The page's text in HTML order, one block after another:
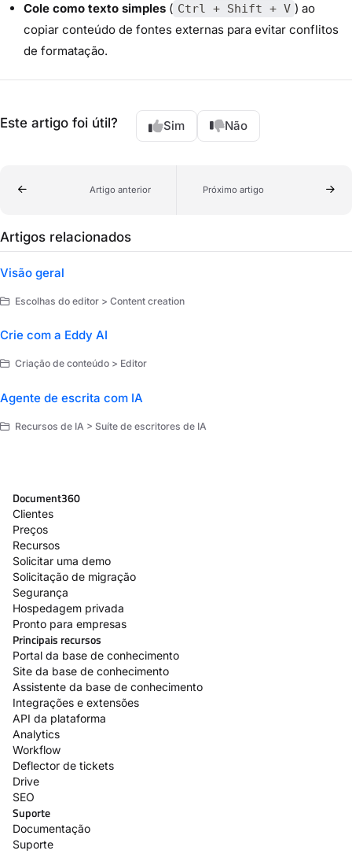
Cole como texto simples ( Ctrl + Shift + V ) ao
copiar conteúdo de fontes externas para evitar conflitos
de formatação.
Este artigo foi útil? Sim Não
Artigo anterior Próximo artigo
Artigos relacionados
Visão geral
Escolhas do editor > Content creation
Crie com a Eddy AI
Criação de conteúdo > Editor
Agente de escrita com IA
Recursos de IA > Suíte de escritores de IA
Document360
Clientes
Preços
Recursos
Solicitar uma demo
Solicitação de migração
Segurança
Hospedagem privada
Pronto para empresas
Principais recursos
Portal da base de conhecimento
Site da base de conhecimento
Assistente da base de conhecimento
Integrações e extensões
API da plataforma
Analytics
Workflow
Deflector de tickets
Drive
SEO
Suporte
Documentação
Suporte